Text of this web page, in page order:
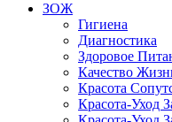
ЗОЖ
Гигиена
Диагностика
Здоровое
Качество
Красота
Красота-Уход